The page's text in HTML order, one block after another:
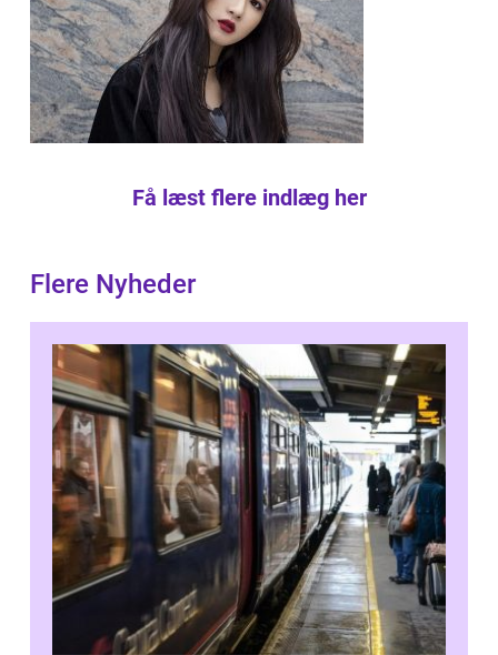
Få læst flere indlæg her
Flere Nyheder